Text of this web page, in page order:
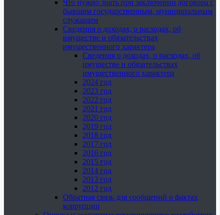
Что нужно знать при заключении договора с
бывшим государственным, муниципальным
служащим
Сведения о доходах, о расходах, об
имуществе и обязательствах
имущественного характера
Сведения о доходах, о расходах, об
имуществе и обязательствах
имущественного характера
2024 год
2023 год
2022 год
2021 год
2020 год
2019 год
2018 год
2017 год
2016 год
2015 год
2014 год
2013 год
2012 год
Обратная связь для сообщений о фактах
коррупции